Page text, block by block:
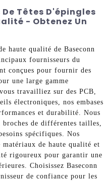
Têtes D'épingles
- Obtenez Un
haute qualité de Baseconn
fournisseurs du
conçues pour fournir des
une large gamme
travailliez sur des PCB,
électroniques, nos embases
et durabilité. Nous
broches de différentes tailles,
spécifiques. Nos
de haute qualité et
rigoureux pour garantir une
Choisissez Baseconn
de confiance pour les